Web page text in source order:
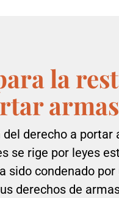
la
derecho a portar
se rige por leyes
sido condenado
derechos de